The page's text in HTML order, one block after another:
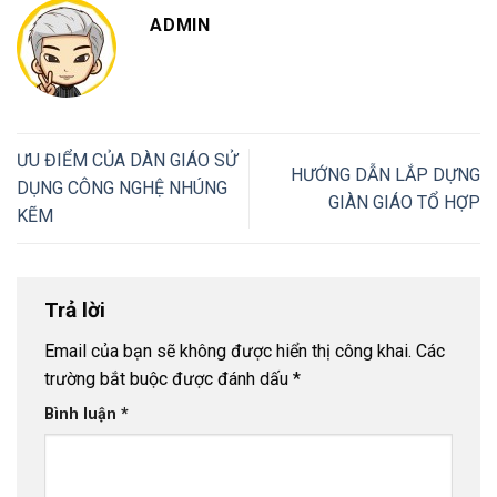
ADMIN
ƯU ĐIỂM CỦA DÀN GIÁO SỬ
DỤNG CÔNG NGHỆ NHÚNG
KẼM
HƯỚNG DẪN LẮP DỰNG
GIÀN GIÁO TỔ HỢP
Trả lời
Email của bạn sẽ không được hiển thị công khai. Các
trường bắt buộc được đánh dấu *
Bình luận *